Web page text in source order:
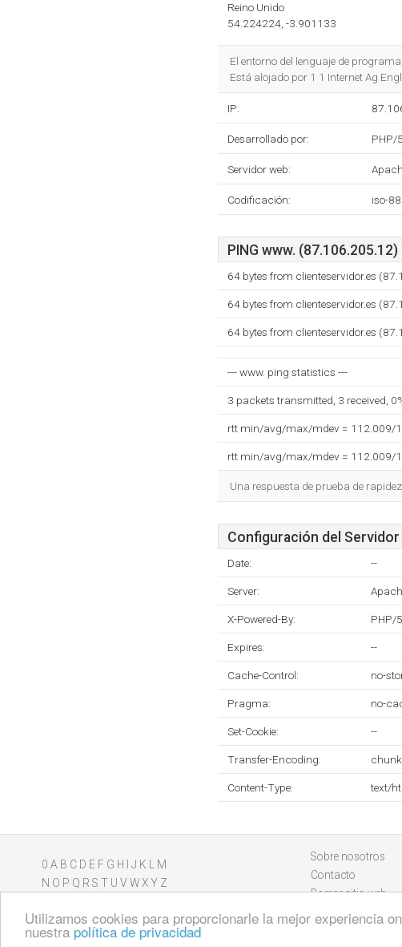
Utilizamos cookies para proporcionarle la mejor experiencia
nuestra política de privacidad
Reino Unido
54.224224, -3.901133
El entorno del lenguaje de
Está alojado por 1 1 Internet Ag
IP:
Desarrollado por: PHP/
Servidor web:
Codificación: iso-
PING www.
64 bytes from clienteservidor.es
64 bytes from clienteservidor.es
64 bytes from clienteservidor.es
--- www. ping statistics ---
3 packets transmitted, 3 received,
rtt min/avg/max/mdev = 112.009/
rtt min/avg/max/mdev = 112.009/
Una respuesta de prueba de
Configuración del Servidor
Date: --
Server:
X-Powered-By: PHP/
Expires: --
Cache-Control: no-
Pragma: no-
Set-Cookie: --
Transfer-Encoding:
Content-Type: text/
0 A B C D E F G H J K
M
N O P Q R S T U V WXY Z
Sobre nosotros
Contacto
Borrar sitio web